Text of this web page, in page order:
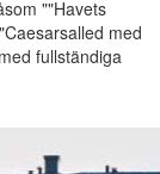
""Havets
med
fullständiga